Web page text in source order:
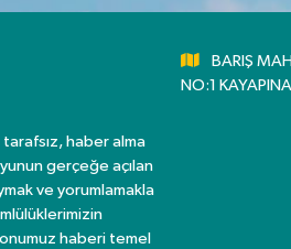
haber alma
gerçeğe açılan
ve yorumlamakla
haberi temel
BARIŞ
NO:1